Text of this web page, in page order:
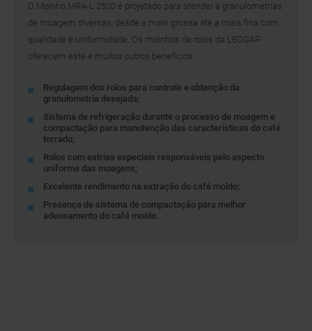
O Moinho MRA-L 2500 é projetado para atender à granulometrias
de moagem diversas, desde a mais grossa até a mais fina com
qualidade e uniformidade. Os moinhos de rolos da LEOGAP
oferecem este e muitos outros benefícios:
Regulagem dos rolos para controle e obtenção da
granulometria desejada;
Sistema de refrigeração durante o processo de moagem e
compactação para manutenção das características do café
torrado;
Rolos com estrias especiais responsáveis pelo aspecto
uniforme das moagens;
Excelente rendimento na extração do café moído;
Presença de sistema de compactação para melhor
adensamento do café moído.